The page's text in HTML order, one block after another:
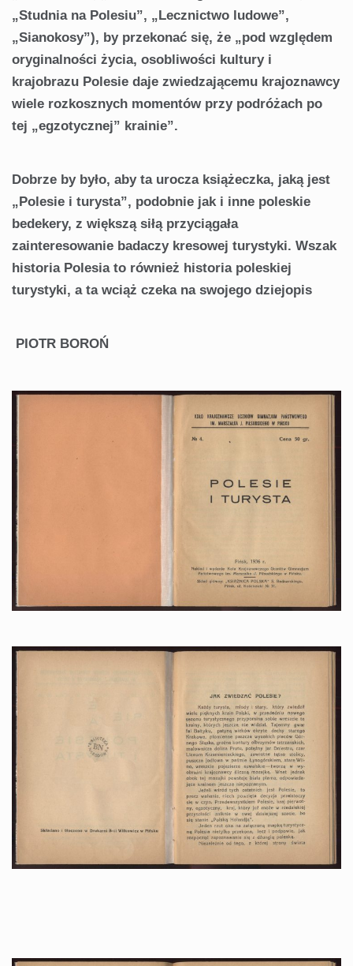
„Studnia na Polesiu”, „Lecznictwo ludowe”,
„Sianokosy”), by przekonać się, że „pod względem
oryginalności życia, osobliwości kultury i
krajobrazu Polesie daje zwiedzającemu krajoznawcy
wiele rozkosznych momentów przy podróżach po
tej „egzotycznej” krainie”.
Dobrze by było, aby ta urocza książeczka, jaką jest
„Polesie i turysta”, podobnie jak i inne poleskie
bedekery, z większą siłą przyciągała
zainteresowanie badaczy kresowej turystyki. Wszak
historia Polesia to również historia poleskiej
turystyki, a ta wciąż czeka na swojego dziejopis
PIOTR BOROŃ